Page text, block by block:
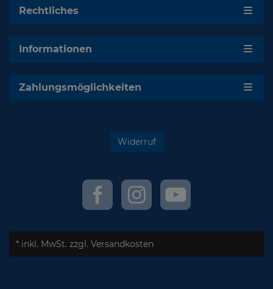
Rechtliches
Informationen
Zahlungsmöglichkeiten
Widerruf
* inkl. MwSt. zzgl. Versandkosten